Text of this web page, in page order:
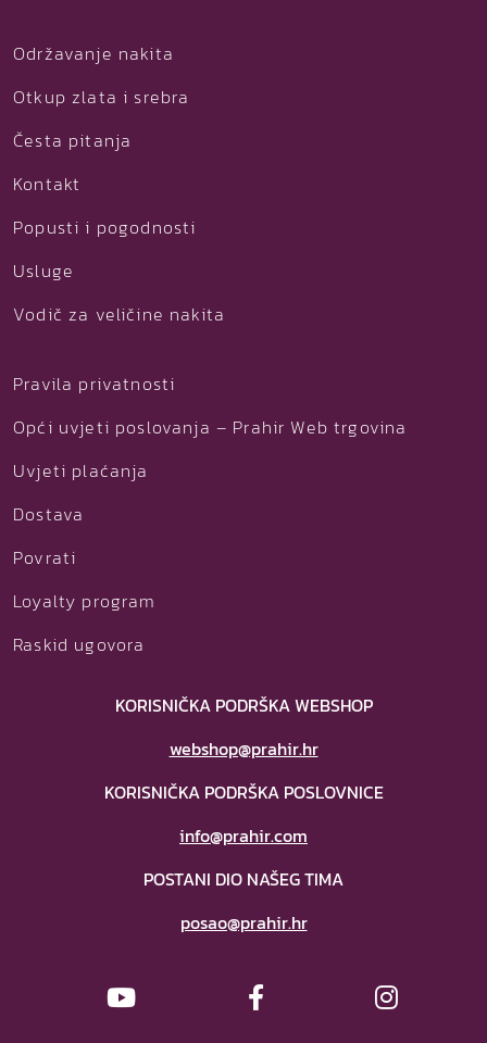
Održavanje nakita
Otkup zlata i srebra
Česta pitanja
Kontakt
Popusti i pogodnosti
Usluge
Vodič za veličine nakita
Pravila privatnosti
Opći uvjeti poslovanja – Prahir Web trgovina
Uvjeti plaćanja
Dostava
Povrati
Loyalty program
Raskid ugovora
KORISNIČKA PODRŠKA WEBSHOP
webshop@prahir.hr
KORISNIČKA PODRŠKA POSLOVNICE
info@prahir.com
POSTANI DIO NAŠEG TIMA
posao@prahir.hr